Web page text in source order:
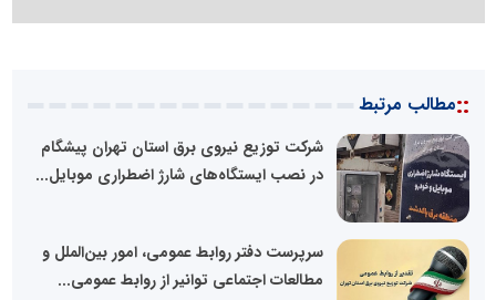
::مطالب مرتبط
شرکت توزیع نیروی برق استان تهران پیشگام
در نصب ایستگاه‌های شارژ اضطراری موبایل...
سرپرست دفتر روابط عمومی، امور بین‌الملل و
مطالعات اجتماعی توانیر از روابط عمومی...